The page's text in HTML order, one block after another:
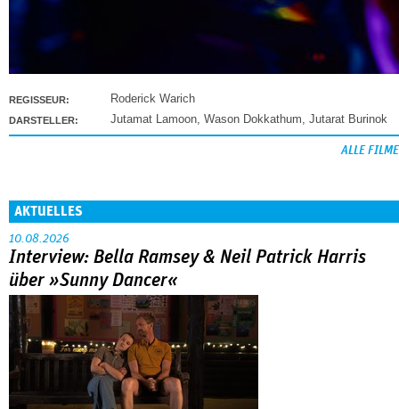
REGISSEUR: Roderick Warich
DARSTELLER: Jutamat Lamoon, Wason Dokkathum, Jutarat Burinok
ALLE FILME
AKTUELLES
10.08.2026
Interview: Bella Ramsey & Neil Patrick Harris
über »Sunny Dancer«